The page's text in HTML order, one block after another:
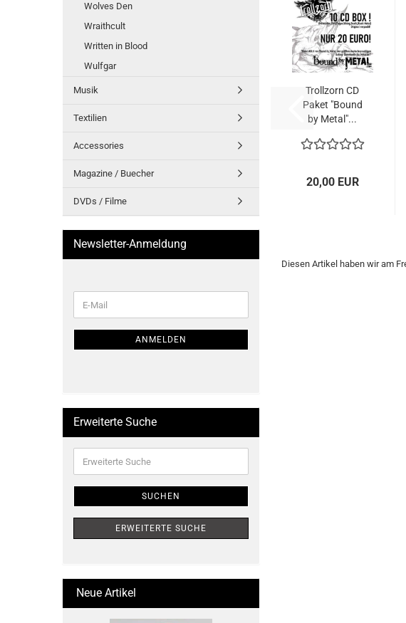
Trollzorn CD
Paket "Bound
by Metal"...
20,00 EUR
Diesen Artikel haben wir am
Wolves Den
Wraithcult
Written in Blood
Wulfgar
Musik
Textilien
Accessories
Magazine / Buecher
DVDs / Filme
Newsletter-Anmeldung
ZUR
E-
Mail
ANMELDEN
Erweiterte Suche
Suche
SUCHEN
ERWEITERTE SUCHE
Neue Artikel